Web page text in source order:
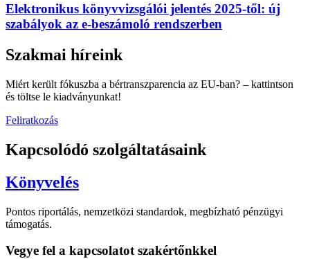
Elektronikus könyvvizsgálói jelentés 2025-től: új
szabályok az e-beszámoló rendszerben
Szakmai híreink
Miért került fókuszba a bértranszparencia az EU-ban? – kattintson
és töltse le kiadványunkat!
Feliratkozás
Kapcsolódó szolgáltatásaink
Könyvelés
Pontos riportálás, nemzetközi standardok, megbízható pénzügyi
támogatás.
Vegye fel a kapcsolatot szakértőnkkel